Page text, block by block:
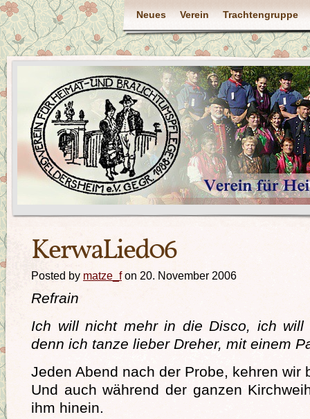
Neues Verein Trachtengruppe
KerwaLied06
Posted by matze_fon 20. November 2006
Refrain
Ich will nicht mehr in die Disco, ich will
denn ich tanze lieber Dreher, mit einem
Jeden Abend nach der Probe, kehren wir
Und auch während der ganzen
ihm hinein.